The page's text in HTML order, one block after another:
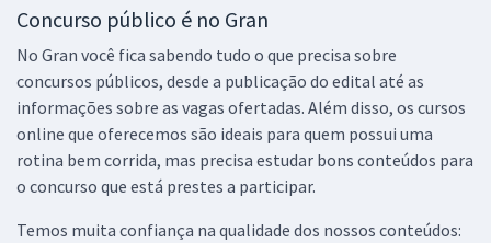
Concurso público é no Gran
No Gran você fica sabendo tudo o que precisa sobre
concursos públicos, desde a publicação do edital até as
informações sobre as vagas ofertadas. Além disso, os cursos
online que oferecemos são ideais para quem possui uma
rotina bem corrida, mas precisa estudar bons conteúdos para
o concurso que está prestes a participar.
Temos muita confiança na qualidade dos nossos conteúdos: